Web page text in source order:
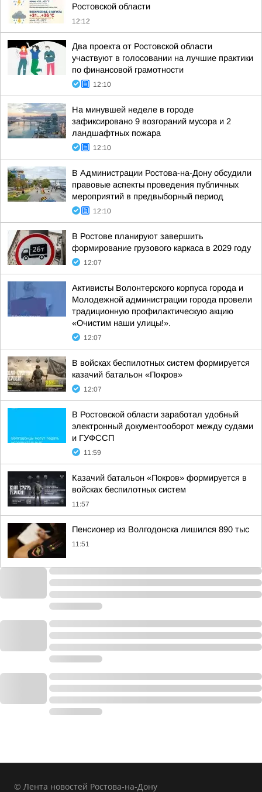
Ростовской области
12:12
Два проекта от Ростовской области
участвуют в голосовании на лучшие практики
по финансовой грамотности
12:10
На минувшей неделе в городе
зафиксировано 9 возгораний мусора и 2
ландшафтных пожара
12:10
В Администрации Ростова-на-Дону обсудили
правовые аспекты проведения публичных
мероприятий в предвыборный период
12:10
В Ростове планируют завершить
формирование грузового каркаса в 2029 году
12:07
Активисты Волонтерского корпуса города и
Молодежной администрации города провели
традиционную профилактическую акцию
«Очистим наши улицы!».
12:07
В войсках беспилотных систем формируется
казачий батальон «Покров»
12:07
В Ростовской области заработал удобный
электронный документооборот между судами
и ГУФССП
11:59
Казачий батальон «Покров» формируется в
войсках беспилотных систем
11:57
Пенсионер из Волгодонска лишился 890 тыс
11:51
© Лента новостей Ростова-на-Дону